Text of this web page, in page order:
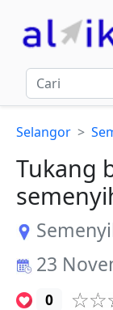
Selangor
Tukang
23
0